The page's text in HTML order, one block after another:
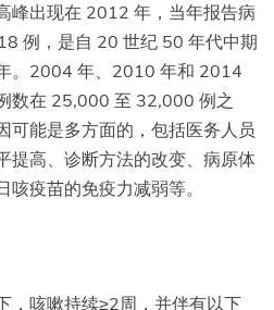
峰出现在 2012 年，当年报告病
例，是自 20 世纪 50 年代中期
。2004 年、2010 年和 2014
数在 25,000 至 32,000 例之
可能是多方面的，包括医务人员
提高、诊断方法的改变、病原体
疫苗的免疫力减弱等。
，咳嗽持续≥2周，并伴有以下